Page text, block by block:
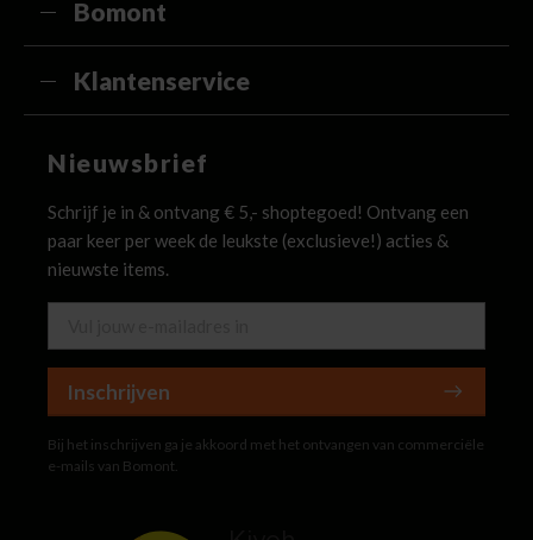
Bomont
Klantenservice
Nieuwsbrief
Schrijf je in & ontvang € 5,- shoptegoed! Ontvang een
paar keer per week de leukste (exclusieve!) acties &
nieuwste items.
Inschrijven
Bij het inschrijven ga je akkoord met het ontvangen van commerciële
e-mails van Bomont.